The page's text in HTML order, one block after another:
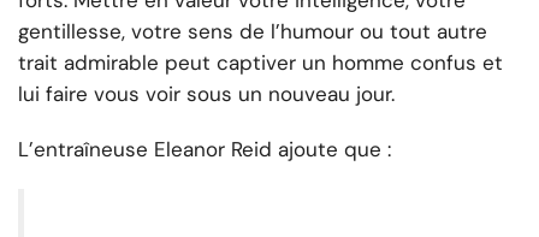
gentillesse, votre sens de l’humour ou tout autre
trait admirable peut captiver un homme confus et
lui faire vous voir sous un nouveau jour.
L’entraîneuse Eleanor Reid ajoute que :